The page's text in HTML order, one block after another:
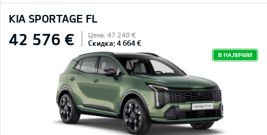
KIA SPORTAGE FL
42 576 € Цена: 47 240 €
Скидка: 4 664 €
В НАЛИЧИИ